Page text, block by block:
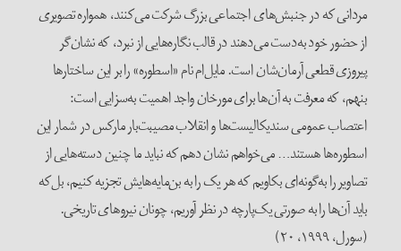
مردانی که در جنبش‌های اجتماعی بزرگ شرکت می‌کنند، همواره‌ تصویری
از حضور خود به‌دست می‌دهند در قالب نگاره‌هایی از نبرد، که نشان‌گر
پیروزی قطعی آرمان‌شان است. مایل‌ام نام «اسطوره» را بر این ساختارها
بنهم، که معرفت به آن‌ها برای مورخان واجد اهمیت به‌سزایی است:
اعتصاب عمومی سندیکالیست‌ها و انقلاب مصیبت‌بار مارکس در شمار این
اسطوره‌ها هستند… می‌خواهم نشان‌ دهم که نباید ما چنین دسته‌هایی از
تصاویر را به‌گونه‌ای بکاویم که هر یک را به بن‌مایه‌هایش تجزیه کنیم، بل‌که
باید آن‌ها را به صورتی یک‌پارچه در نظر آوریم، چونان نیروهای تاریخی.
(سورل، ۱۹۹۹، ۲۰)